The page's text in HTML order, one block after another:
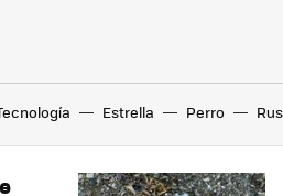
Estrella Perro